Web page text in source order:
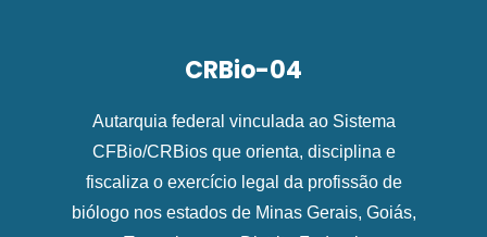
CRBio-04
Autarquia federal vinculada ao Sistema
CFBio/CRBios que orienta, disciplina e
fiscaliza o exercício legal da profissão de
biólogo nos estados de Minas Gerais, Goiás,